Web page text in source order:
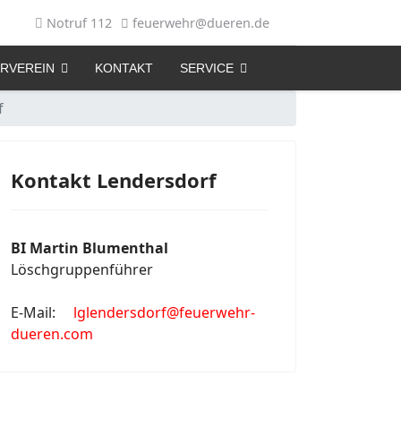
Notruf 112 feuerwehr@dueren.de
KONTAKT SERVICE
Kontakt Lendersdorf
BI Martin Blumenthal
Löschgruppenführer
E-Mail: lglendersdorf@feuerwehr-
dueren.com